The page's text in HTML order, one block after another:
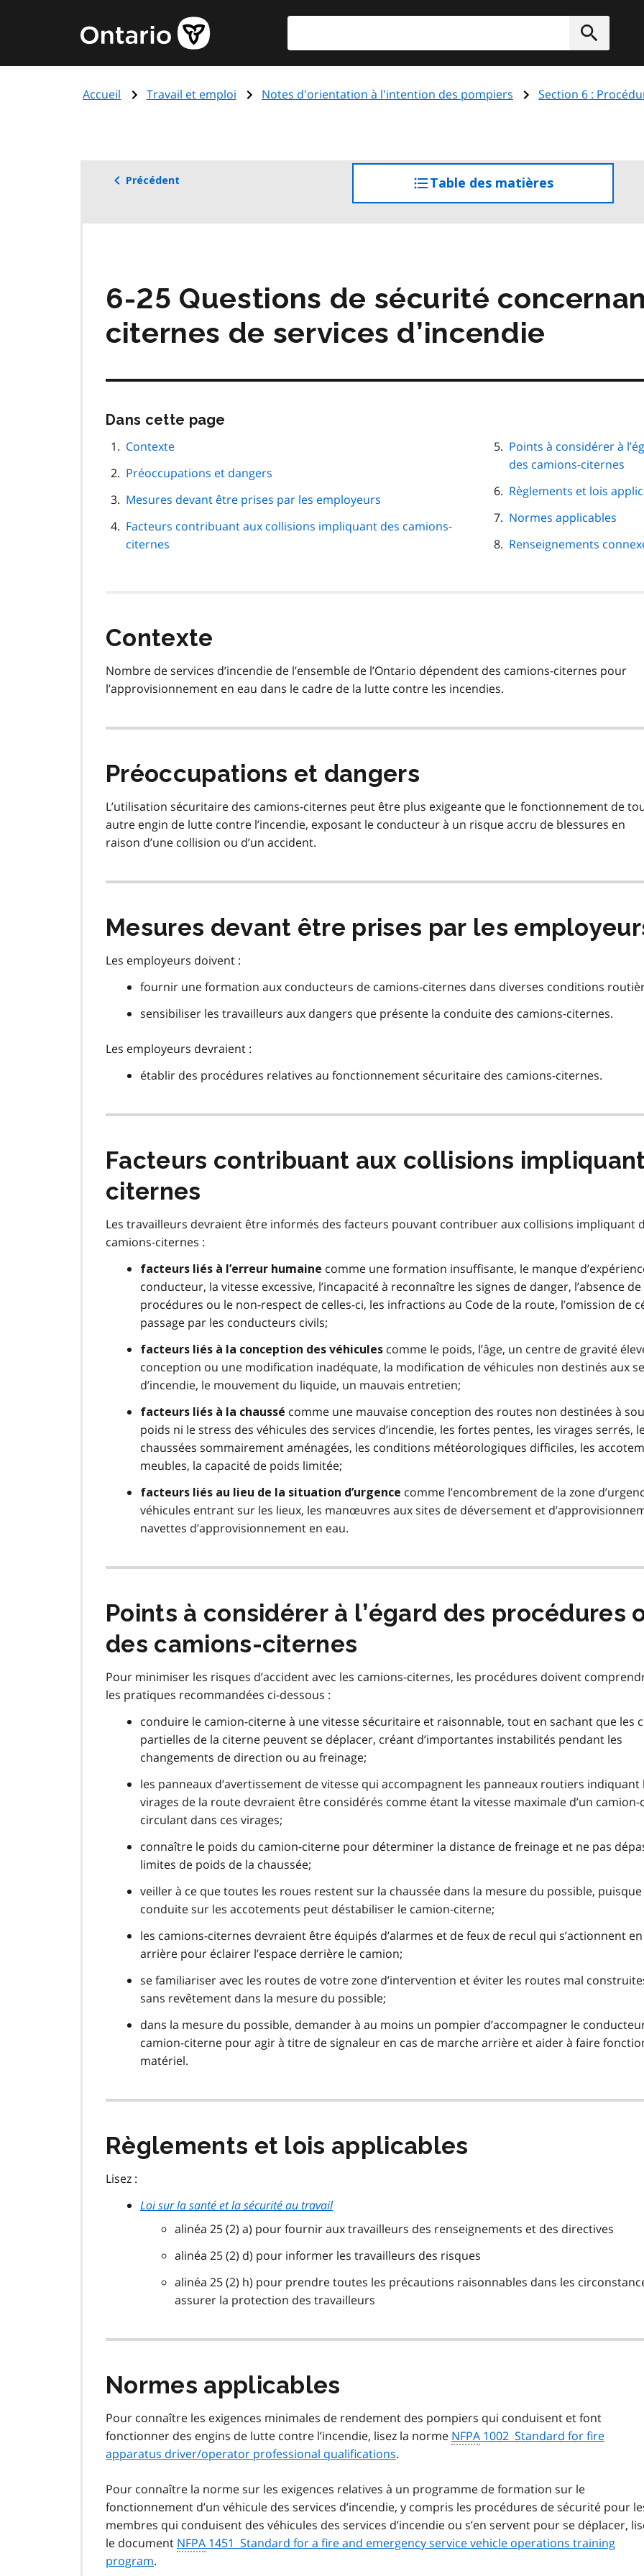
principal
Page
d'accueil
de
Accueil Travail et emploi Notes d'orientation à l'intention des pompiers Section 6 :
Précédent Table des matièresaccéder
à
6-25 Questions de sécurité
citernes de services d’incendie
Dans cette page
page
Contexte
Préoccupations et dangers
Mesures devant être prises par les employeurs
Facteurs contribuant aux collisions impliquant des camions-
citernes
Points à considérer à
des camions-citernes
Règlements et lois
Normes applicables
Renseignements
Contexte
Nombre de services d’incendie de l’ensemble de l’Ontario dépendent des camions-citernes pour
l’approvisionnement en eau dans le cadre de la lutte contre les incendies.
Préoccupations et dangers
L’utilisation sécuritaire des camions-citernes peut être plus exigeante que le fonctionnement de
autre engin de lutte contre l’incendie, exposant le conducteur à un risque accru de blessures en
raison d’une collision ou d’un accident.
Mesures devant être prises par les
Les employeurs doivent :
fournir une formation aux conducteurs de camions-citernes dans diverses conditions
sensibiliser les travailleurs aux dangers que présente la conduite des camions-citernes.
Les employeurs devraient :
établir des procédures relatives au fonctionnement sécuritaire des camions-citernes.
Facteurs contribuant aux collisions
citernes
Les travailleurs devraient être informés des facteurs pouvant contribuer aux collisions impliquant
camions-citernes :
facteurs liés à l’erreur humaine comme une formation insuffisante, le manque
conducteur, la vitesse excessive, l’incapacité à reconnaître les signes de danger, l’absence de
procédures ou le non-respect de celles-ci, les infractions au Code de la route, l’omission de
passage par les conducteurs civils;
facteurs liés à la conception des véhicules comme le poids, l’âge, un centre de gravité
conception ou une modification inadéquate, la modification de véhicules non destinés aux
d’incendie, le mouvement du liquide, un mauvais entretien;
facteurs liés à la chaussé comme une mauvaise conception des routes non destinées à
poids ni le stress des véhicules des services d’incendie, les fortes pentes, les virages serrés,
chaussées sommairement aménagées, les conditions météorologiques difficiles, les
meubles, la capacité de poids limitée;
facteurs liés au lieu de la situation d’urgence comme l’encombrement de la zone
véhicules entrant sur les lieux, les manœuvres aux sites de déversement et
navettes d’approvisionnement en eau.
Points à considérer à l’égard des procédures
des camions-citernes
Pour minimiser les risques d’accident avec les camions-citernes, les procédures doivent
les pratiques recommandées ci-dessous :
conduire le camion-citerne à une vitesse sécuritaire et raisonnable, tout en sachant que les
partielles de la citerne peuvent se déplacer, créant d’importantes instabilités pendant les
changements de direction ou au freinage;
les panneaux d’avertissement de vitesse qui accompagnent les panneaux routiers indiquant
virages de la route devraient être considérés comme étant la vitesse maximale d’un
circulant dans ces virages;
connaître le poids du camion-citerne pour déterminer la distance de freinage et ne pas
limites de poids de la chaussée;
veiller à ce que toutes les roues restent sur la chaussée dans la mesure du possible, puisque
conduite sur les accotements peut déstabiliser le camion-citerne;
les camions-citernes devraient être équipés d’alarmes et de feux de recul qui s’actionnent
arrière pour éclairer l’espace derrière le camion;
se familiariser avec les routes de votre zone d’intervention et éviter les routes mal
sans revêtement dans la mesure du possible;
dans la mesure du possible, demander à au moins un pompier d’accompagner le
camion-citerne pour agir à titre de signaleur en cas de marche arrière et aider à faire
matériel.
Règlements et lois applicables
Lisez :
Loi sur la santé et la sécurité au travail
alinéa 25 (2) a) pour fournir aux travailleurs des renseignements et des directives
alinéa 25 (2) d) pour informer les travailleurs des risques
alinéa 25 (2) h) pour prendre toutes les précautions raisonnables dans les
assurer la protection des travailleurs
Normes applicables
Pour connaître les exigences minimales de rendement des pompiers qui conduisent et font
fonctionner des engins de lutte contre l’incendie, lisez la norme NFPA 1002 Standard for fire
apparatus driver/operator professional qualifications.
Pour connaître la norme sur les exigences relatives à un programme de formation sur le
fonctionnement d’un véhicule des services d’incendie, y compris les procédures de sécurité pour
membres qui conduisent des véhicules des services d’incendie ou s’en servent pour se déplacer,
le document NFPA 1451 Standard for a fire and emergency service vehicle operations training
program.